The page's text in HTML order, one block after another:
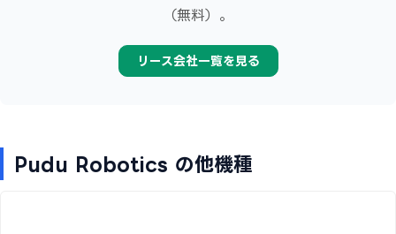
（無料）。
リース会社一覧を見る
Pudu Robotics の他機種